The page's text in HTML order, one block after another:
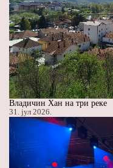
Владичин Хан на три реке
31. јул 2026.